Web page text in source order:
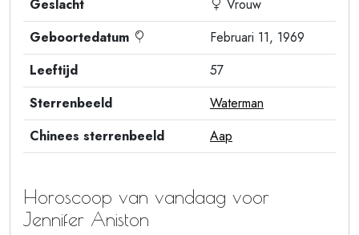
Geslacht
Vrouw
Geboortedatum
Februari 11, 1969
Leeftijd
57
Sterrenbeeld
Waterman
Chinees sterrenbeeld
Aap
Horoscoop van vandaag voor
Jennifer Aniston